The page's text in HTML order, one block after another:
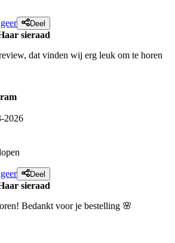
Deel
sieraad
dat vinden wij erg leuk om te horen
2026
Deel
sieraad
Bedankt voor je bestelling 🌸